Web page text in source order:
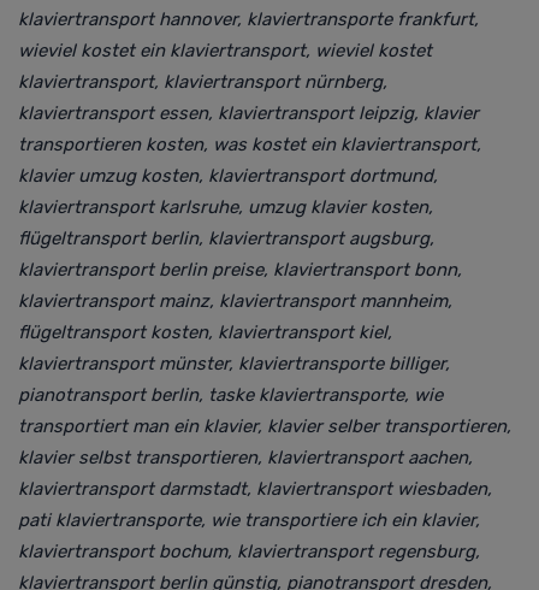
klaviertransport hannover, klaviertransporte frankfurt,
wieviel kostet ein klaviertransport, wieviel kostet
klaviertransport, klaviertransport nürnberg,
klaviertransport essen, klaviertransport leipzig, klavier
transportieren kosten, was kostet ein klaviertransport,
klavier umzug kosten, klaviertransport dortmund,
klaviertransport karlsruhe, umzug klavier kosten,
flügeltransport berlin, klaviertransport augsburg,
klaviertransport berlin preise, klaviertransport bonn,
klaviertransport mainz, klaviertransport mannheim,
flügeltransport kosten, klaviertransport kiel,
klaviertransport münster, klaviertransporte billiger,
pianotransport berlin, taske klaviertransporte, wie
transportiert man ein klavier, klavier selber transportieren,
klavier selbst transportieren, klaviertransport aachen,
klaviertransport darmstadt, klaviertransport wiesbaden,
pati klaviertransporte, wie transportiere ich ein klavier,
klaviertransport bochum, klaviertransport regensburg,
klaviertransport berlin günstig, pianotransport dresden,